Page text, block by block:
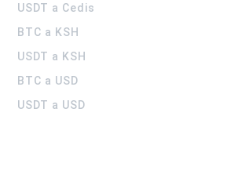
USDT a Cedis
BTC a KSH
USDT a KSH
BTC a USD
USDT a USD